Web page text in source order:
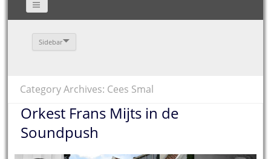
Sidebar
Category Archives: Cees Smal
Orkest Frans Mijts in de
Soundpush